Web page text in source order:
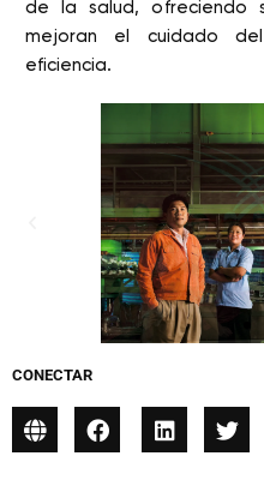
de la salud, ofreciendo
mejoran el cuidado
eficiencia.
CONECTAR